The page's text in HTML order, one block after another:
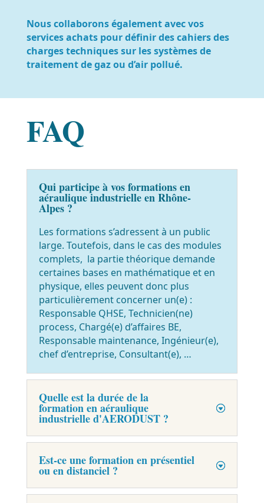
Nous collaborons également avec vos
services achats pour définir des cahiers des
charges techniques sur les systèmes de
traitement de gaz ou d’air pollué.
FAQ
Qui participe à vos formations en
aéraulique industrielle en Rhône-
Alpes ?
Les formations s’adressent à un public
large. Toutefois, dans le cas des modules
complets, la partie théorique demande
certaines bases en mathématique et en
physique, elles peuvent donc plus
particulièrement concerner un(e) :
Responsable QHSE, Technicien(ne)
process, Chargé(e) d’affaires BE,
Responsable maintenance, Ingénieur(e),
chef d’entreprise, Consultant(e), …
Quelle est la durée de la
formation en aéraulique
industrielle d'AERODUST ?
Est-ce une formation en présentiel
ou en distanciel ?